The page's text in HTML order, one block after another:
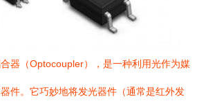
器（Optocoupler），是一种利用光作为媒
件。它巧妙地将发光器件（通常是红外发